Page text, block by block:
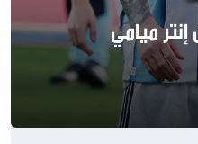
ميامي